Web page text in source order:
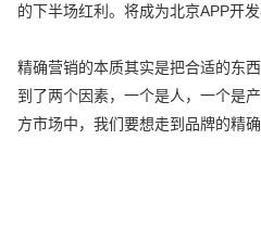
的下半场红利。将成为北京APP开
精确营销的本质其实是把合适的东
到了两个因素，一个是人，一个是
方市场中，我们要想走到品牌的精